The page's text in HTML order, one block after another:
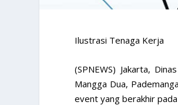
Ilustrasi Tenaga Kerja
(SPNEWS) Jakarta,
Mangga Dua,
event yang berakhir